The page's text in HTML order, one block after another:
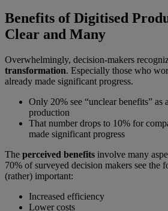
Benefits of Digitised
Clear and Many
Overwhelmingly, decision-makers
transformation. Especially those who
already made significant progress.
Only 20% see “unclear benefits”
production
That number drops to 10% for
made significant progress
The perceived benefits involve many
70% of surveyed decision makers see the
(rather) important:
Increased efficiency
Lower costs